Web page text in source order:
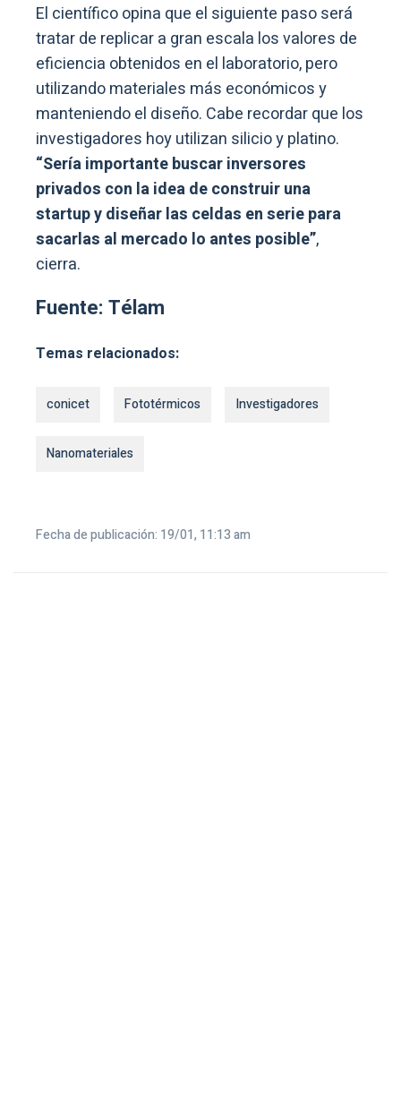
El científico opina que el siguiente paso será
tratar de replicar a gran escala los valores de
eficiencia obtenidos en el laboratorio, pero
utilizando materiales más económicos y
manteniendo el diseño. Cabe recordar que los
investigadores hoy utilizan silicio y platino.
“Sería importante buscar inversores
privados con la idea de construir una
startup y diseñar las celdas en serie para
sacarlas al mercado lo antes posible”,
cierra.
Fuente: Télam
Temas relacionados:
conicet Fototérmicos Investigadores
Nanomateriales
Fecha de publicación: 19/01, 11:13 am